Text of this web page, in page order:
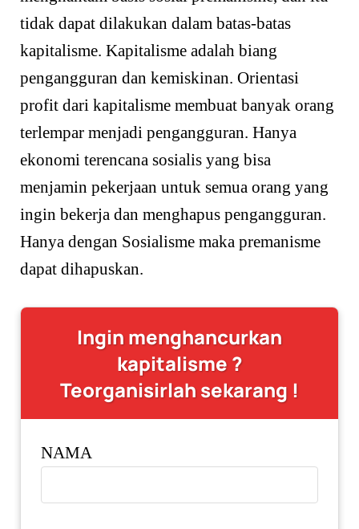
tidak dapat dilakukan dalam batas-batas
kapitalisme. Kapitalisme adalah biang
pengangguran dan kemiskinan. Orientasi
profit dari kapitalisme membuat banyak orang
terlempar menjadi pengangguran. Hanya
ekonomi terencana sosialis yang bisa
menjamin pekerjaan untuk semua orang yang
ingin bekerja dan menghapus pengangguran.
Hanya dengan Sosialisme maka premanisme
dapat dihapuskan.
Ingin menghancurkan
kapitalisme ?
Teorganisirlah sekarang !
NAMA